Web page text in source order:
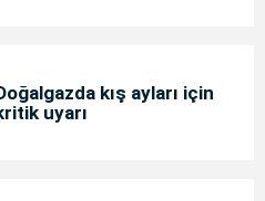
kış ayları için
uyarı